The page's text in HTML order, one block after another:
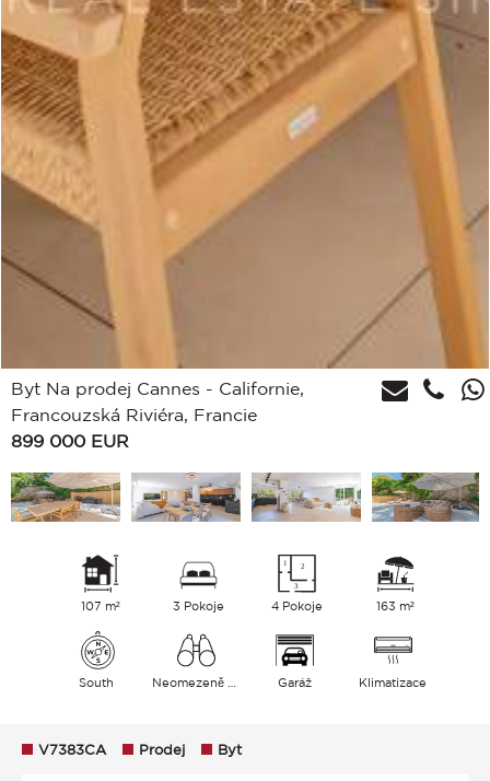
Byt Na prodej Cannes - Californie,
Francouzská Riviéra, Francie
899 000 EUR
107 m² 3 Pokoje 4 Pokoje 163 m²
South Garáž Klimatizace
V7383CA Prodej Byt